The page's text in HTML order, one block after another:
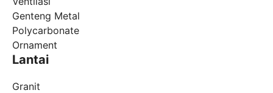
Genteng Metal
Polycarbonate
Ornament
Lantai
Granit